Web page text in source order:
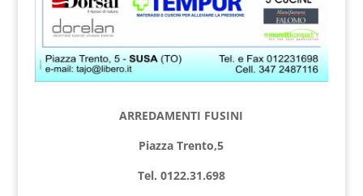
ARREDAMENTI FUSINI
Piazza Trento,5
Tel. 0122.31.698